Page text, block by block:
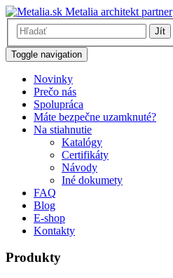
Metalia architekt partner
Jít
Toggle navigation
Novinky
Prečo nás
Spolupráca
Máte bezpečne uzamknuté?
Na stiahnutie
Katalógy
Certifikáty
Návody
Iné dokumety
FAQ
Blog
E-shop
Kontakty
Produkty